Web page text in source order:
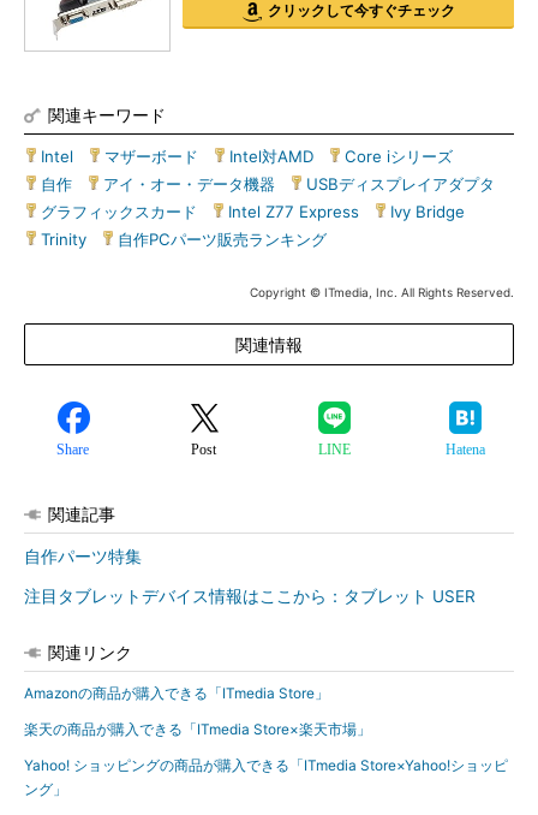
クリックして今すぐチェック
関連キーワード
Intel マザーボード Intel対AMD Core iシリーズ
自作
アイ・オー・データ機器 USBディスプレイアダプタ
グラフィックスカード
Intel Z77 Express Ivy Bridge
Trinity
自作PCパーツ販売ランキング
Copyright © ITmedia, Inc. All Rights Reserved.
関連情報
Share Post LINE Hatena
関連記事
自作パーツ特集
注目タブレットデバイス情報はここから：タブレット USER
関連リンク
Amazonの商品が購入できる「ITmedia Store」
楽天の商品が購入できる「ITmedia Store×楽天市場」
Yahoo! ショッピングの商品が購入できる「ITmedia Store×Yahoo!ショッピ
ング」